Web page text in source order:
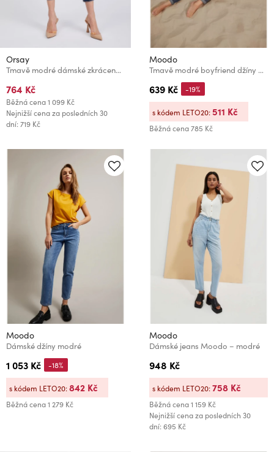
Orsay
Tmavě modré dámské zkrácené mom fit džíny ORSAY
764 Kč
Běžná cena1 099 Kč
Nejnižší cena za posledních 30
dní: 719 Kč
Moodo
Tmavě modré boyfriend džíny Moodo
639 Kč
Běžná cena785 Kč
-19%
s kódem LETO20:511 Kč
Moodo
Dámské džíny modré
1 053 Kč
Běžná cena1 279 Kč
-18%
s kódem LETO20:842 Kč
Moodo
Dámské jeans Moodo – modré
948 Kč
Běžná cena1 159 Kč
Nejnižší cena za posledních 30
dní: 695 Kč
s kódem LETO20:758 Kč